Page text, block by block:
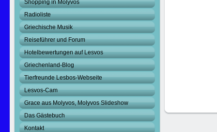
Shopping in Molyvos
Radioliste
Griechische Musik
Reiseführer und Forum
Hotelbewertungen auf Lesvos
Griechenland-Blog
Tierfreunde Lesbos-Webseite
Lesvos-Cam
Grace aus Molyvos, Molyvos Slideshow
Das Gästebuch
Kontakt